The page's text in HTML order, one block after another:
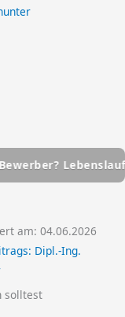
Lebenslauf
am: 04.06.2026
Dipl.-Ing.
solltest